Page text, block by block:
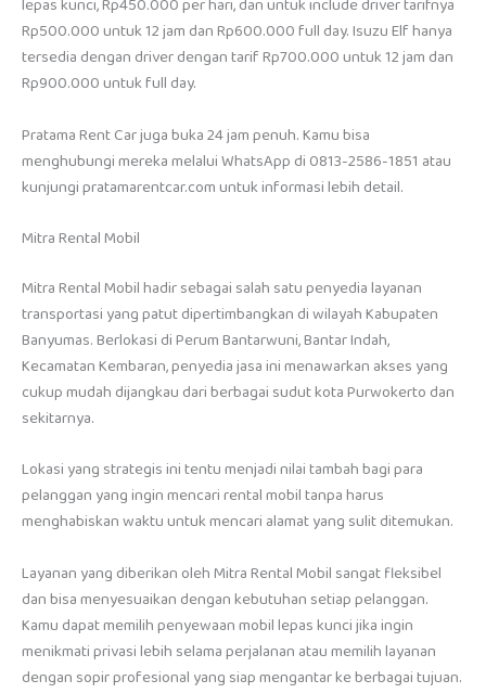
lepas kunci, Rp450.000 per hari, dan untuk include driver tarifnya
Rp500.000 untuk 12 jam dan Rp600.000 full day. Isuzu Elf hanya
tersedia dengan driver dengan tarif Rp700.000 untuk 12 jam dan
Rp900.000 untuk full day.
Pratama Rent Car juga buka 24 jam penuh. Kamu bisa
menghubungi mereka melalui WhatsApp di 0813-2586-1851 atau
kunjungi pratamarentcar.com untuk informasi lebih detail.
Mitra Rental Mobil
Mitra Rental Mobil hadir sebagai salah satu penyedia layanan
transportasi yang patut dipertimbangkan di wilayah Kabupaten
Banyumas. Berlokasi di Perum Bantarwuni, Bantar Indah,
Kecamatan Kembaran, penyedia jasa ini menawarkan akses yang
cukup mudah dijangkau dari berbagai sudut kota Purwokerto dan
sekitarnya.
Lokasi yang strategis ini tentu menjadi nilai tambah bagi para
pelanggan yang ingin mencari rental mobil tanpa harus
menghabiskan waktu untuk mencari alamat yang sulit ditemukan.
Layanan yang diberikan oleh Mitra Rental Mobil sangat fleksibel
dan bisa menyesuaikan dengan kebutuhan setiap pelanggan.
Kamu dapat memilih penyewaan mobil lepas kunci jika ingin
menikmati privasi lebih selama perjalanan atau memilih layanan
dengan sopir profesional yang siap mengantar ke berbagai tujuan.